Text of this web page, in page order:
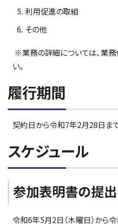
利用促進の取組
その他
※業務の詳細については、業務
い。
履行期間
契約日から令和7年2月28日ま
スケジュール
参加表明書の提出
令和6年5月2日（木曜日）から